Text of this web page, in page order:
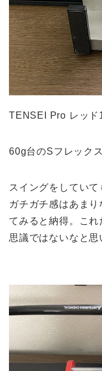
TENSEI Pro レッド
60g台のSフレック
スイングをしてい
ガチガチ感はあま
てみると納得。こ
思議ではないなと思